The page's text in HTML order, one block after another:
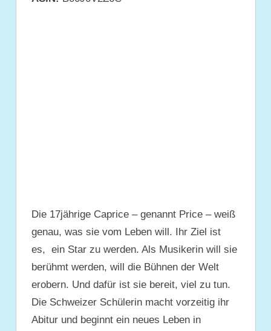
Die 17jährige Caprice – genannt Price – weiß
genau, was sie vom Leben will. Ihr Ziel ist
es, ein Star zu werden. Als Musikerin will sie
berühmt werden, will die Bühnen der Welt
erobern. Und dafür ist sie bereit, viel zu tun.
Die Schweizer Schülerin macht vorzeitig ihr
Abitur und beginnt ein neues Leben in